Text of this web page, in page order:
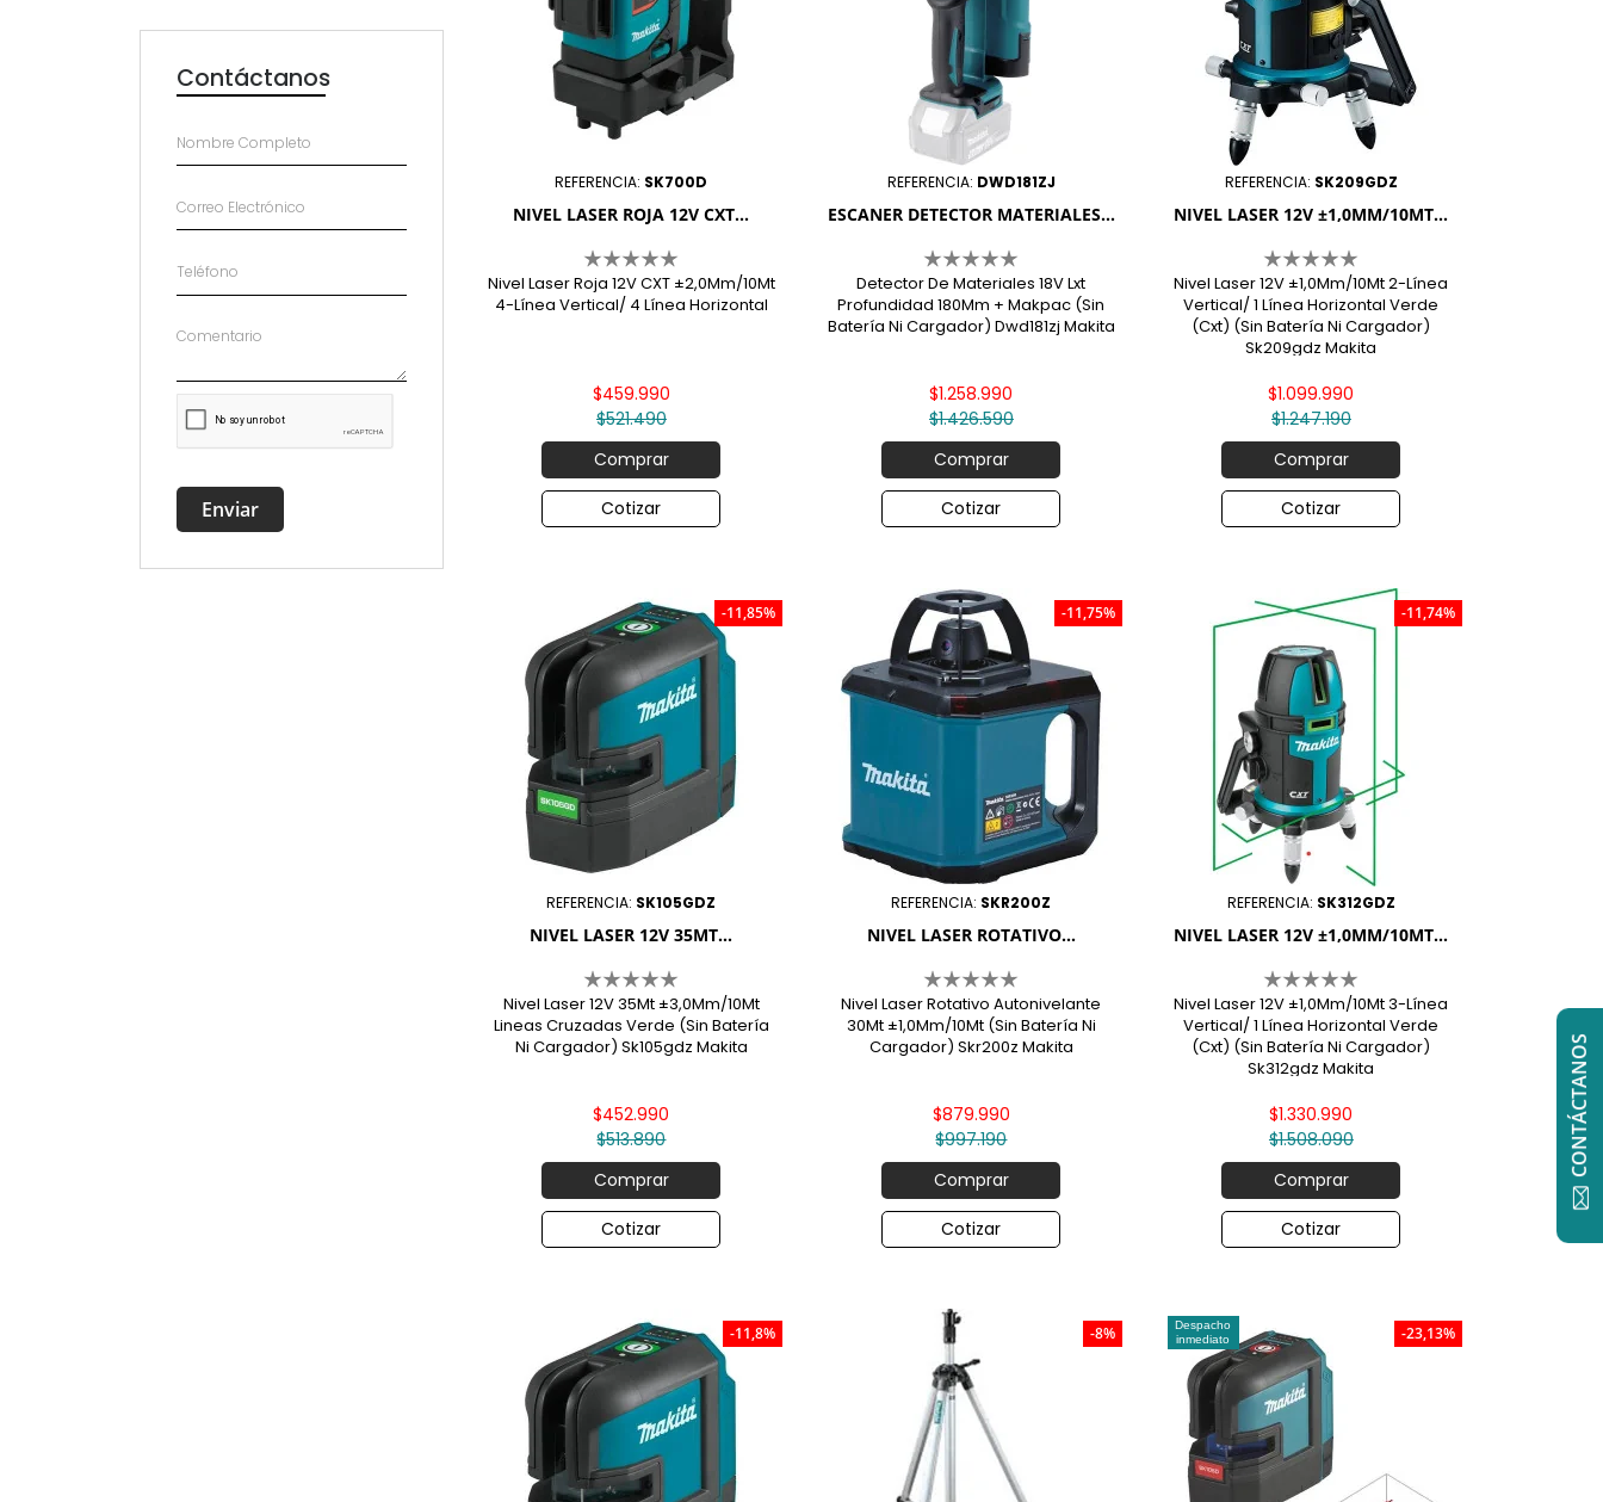
Contáctanos
Enviar
REFERENCIA: SK700D
NIVEL LASER ROJA 12V CXT...
Nivel Laser Roja 12V CXT ±2,0Mm/10Mt
4-Línea Vertical/ 4 Línea Horizontal
$521.490
$459.990
Comprar
Cotizar
REFERENCIA: DWD181ZJ
ESCANER DETECTOR MATERIALES...
Detector De Materiales 18V Lxt
Profundidad 180Mm + Makpac (Sin
Batería Ni Cargador) Dwd181zj Makita
$1.426.590
$1.258.990
Comprar
Cotizar
REFERENCIA: SK209GDZ
NIVEL LASER 12V ±1,0MM/10MT...
Nivel Laser 12V ±1,0Mm/10Mt 2-Línea
Vertical/ 1 Línea Horizontal Verde
(Cxt) (Sin Batería Ni Cargador)
Sk209gdz Makita
$1.247.190
$1.099.990
Comprar
Cotizar
REFERENCIA: SK105GDZ
NIVEL LASER 12V 35MT...
Nivel Laser 12V 35Mt ±3,0Mm/10Mt
Lineas Cruzadas Verde (Sin Batería
Ni Cargador) Sk105gdz Makita
$513.890
$452.990
Comprar
Cotizar
-11,85%
REFERENCIA: SKR200Z
NIVEL LASER ROTATIVO...
Nivel Laser Rotativo Autonivelante
30Mt ±1,0Mm/10Mt (Sin Batería Ni
Cargador) Skr200z Makita
$997.190
$879.990
Comprar
Cotizar
-11,75%
REFERENCIA: SK312GDZ
NIVEL LASER 12V ±1,0MM/10MT...
Nivel Laser 12V ±1,0Mm/10Mt 3-Línea
Vertical/ 1 Línea Horizontal Verde
(Cxt) (Sin Batería Ni Cargador)
Sk312gdz Makita
$1.508.090
$1.330.990
Comprar
Cotizar
-11,74%
-11,8% -8%
Despacho
inmediato
-23,13%
CONTÁCTANOS